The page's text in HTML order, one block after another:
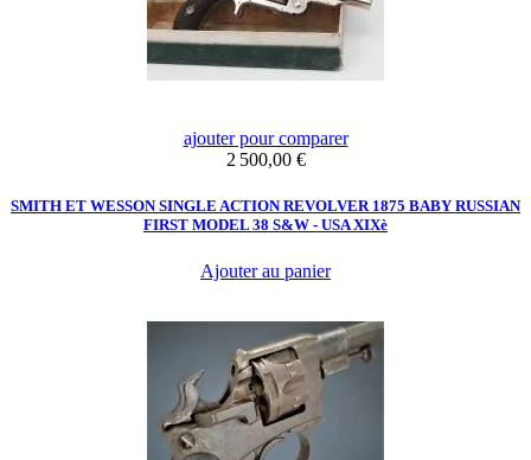
ajouter pour comparer
Prix
2 500,00 €
SMITH ET WESSON SINGLE ACTION REVOLVER 1875 BABY RUSSIAN
FIRST MODEL 38 S&W - USA XIXè
Ajouter au panier